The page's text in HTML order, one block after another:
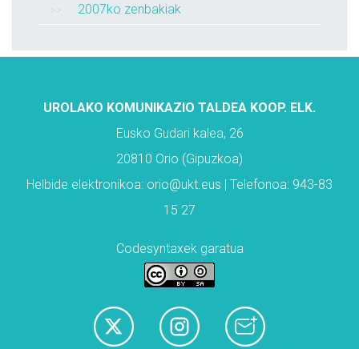
2007ko zenbakiak
UROLAKO KOMUNIKAZIO TALDEA KOOP. ELK.
Eusko Gudari kalea, 26
20810 Orio (Gipuzkoa)
Helbide elektronikoa: orio@ukt.eus | Telefonoa: 943-83
15 27
Codesyntaxek garatua